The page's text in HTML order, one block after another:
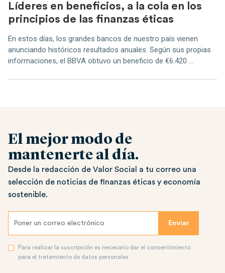
Líderes en beneficios, a la cola en los
principios de las finanzas éticas
En estos días, los grandes bancos de nuestro país vienen
anunciando históricos resultados anuales. Según sus propias
informaciones, el BBVA obtuvo un beneficio de €6.420 ...
El mejor modo de
mantenerte al día.
Desde la redacción de Valor Social a tu correo una
selección de noticias de finanzas éticas y economía
sostenible.
Para realizar la suscripción es necesario dar el consentimiento
para el tratamiento de datos personales